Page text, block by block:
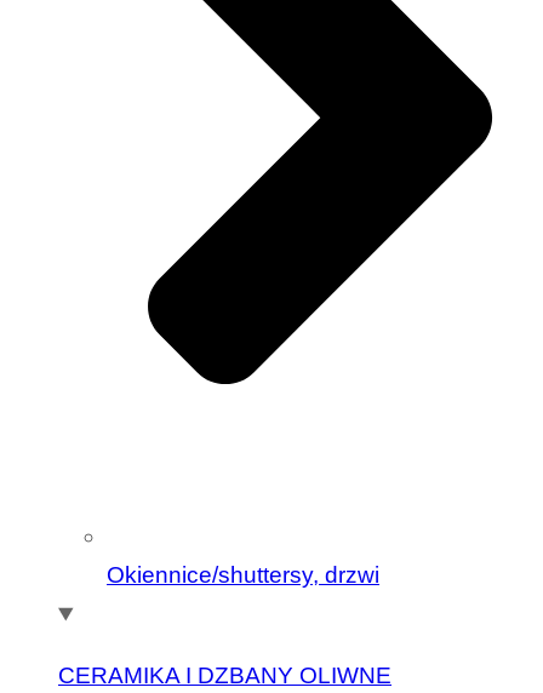
Okiennice/shuttersy, drzwi
CERAMIKA I DZBANY OLIWNE